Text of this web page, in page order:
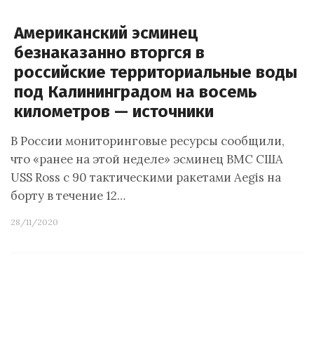
Американский эсминец
безнаказанно вторгся в
российские территориальные воды
под Калининградом на восемь
километров — источники
В России мониторинговые ресурсы сообщили,
что «ранее на этой неделе» эсминец ВМС США
USS Ross с 90 тактическими ракетами Aegis на
борту в течение 12…
28/11/2020